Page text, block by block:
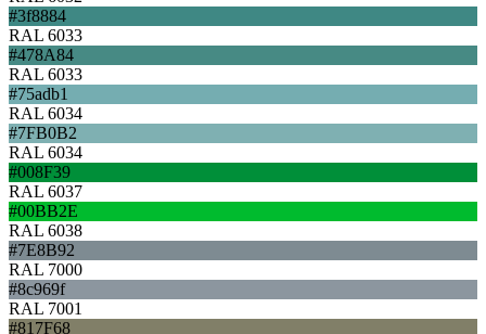
#3f8884
RAL 6033
#478A84
RAL 6033
#75adb1
RAL 6034
#7FB0B2
RAL 6034
#008F39
RAL 6037
#00BB2E
RAL 6038
#7E8B92
RAL 7000
#8c969f
RAL 7001
#817F68